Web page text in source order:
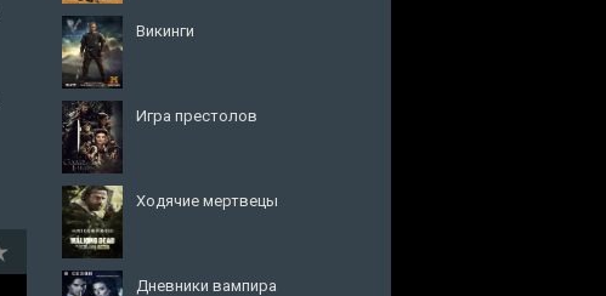
Викинги
Игра престолов
Ходячие мертвецы
Дневники вампира